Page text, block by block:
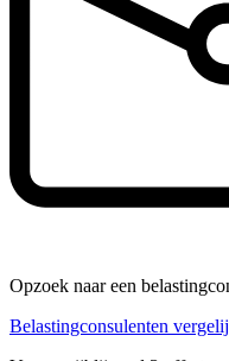
Opzoek naar een
Belastingconsulenten